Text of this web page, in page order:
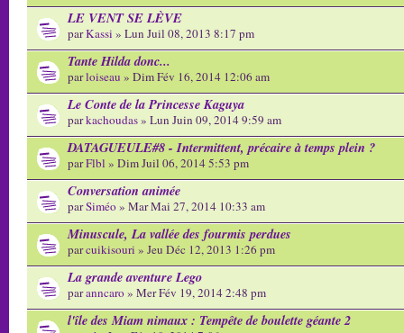
LE VENT SE LÈVE
parKassi » Lun Juil 08, 2013 8:17 pm
Tante Hilda donc...
parloiseau » Dim Fév 16, 2014 12:06 am
Le Conte de la Princesse Kaguya
parkachoudas» Lun Juin 09, 2014 9:59 am
DATAGUEULE#8 - Intermittent, précaire à temps plein ?
parFlbl » Dim Juil 06, 2014 5:53 pm
Conversation animée
parSiméo» Mar Mai 27, 2014 10:33 am
Minuscule, La vallée des fourmis perdues
parcuikisouri » Jeu Déc 12, 2013 1:26 pm
La grande aventure Lego
paranncaro» Mer Fév 19, 2014 2:48 pm
l'île des Miam nimaux : Tempête de boulette géante 2